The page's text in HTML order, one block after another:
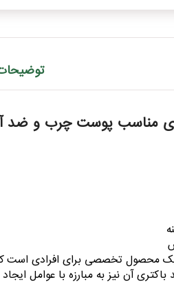
مناسب پوست چرب و ضد
محصول تخصصی برای افرادی است که
آن نیز به مبارزه با عوامل